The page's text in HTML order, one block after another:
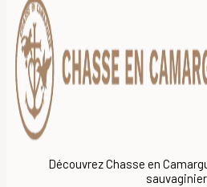
Découvrez Chasse en